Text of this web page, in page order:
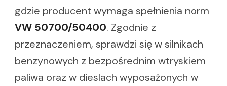
gdzie producent wymaga spełnienia norm
VW 50700/50400. Zgodnie z
przeznaczeniem, sprawdzi się w silnikach
benzynowych z bezpośrednim wtryskiem
paliwa oraz w dieslach wyposażonych w